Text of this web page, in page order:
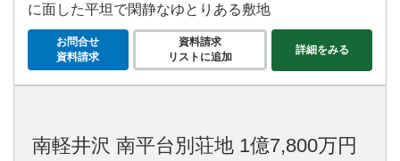
に面した平坦で閑静なゆとりある敷地
お問合せ
資料請求
資料請求
リストに追加
詳細をみる
南軽井沢 南平台別荘地 1億7,800万円